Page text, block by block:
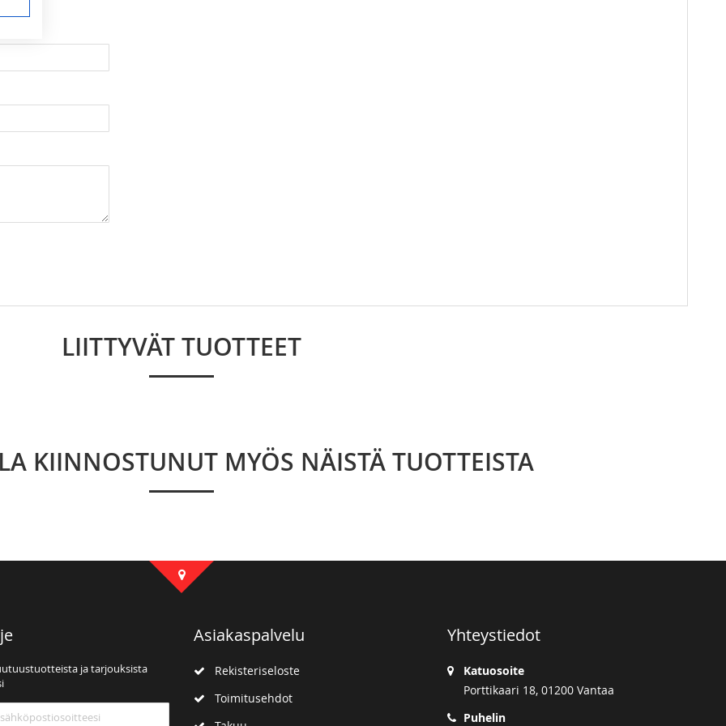
1 kpl uuniritilä syvällä uunipellillä
LIITTYVÄT TUOTTEET
KIINNOSTUNUT MYÖS NÄISTÄ TUOTTEISTA
ja tarjouksista
Asiakaspalvelu
Rekisteriseloste
Toimitusehdot
Yhteystiedot
Katuosoite
Porttikaari 18, 01200 Vantaa
Puhelin